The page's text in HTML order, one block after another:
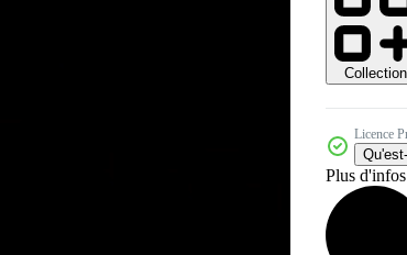
Collection
Licence
Plus d'infos